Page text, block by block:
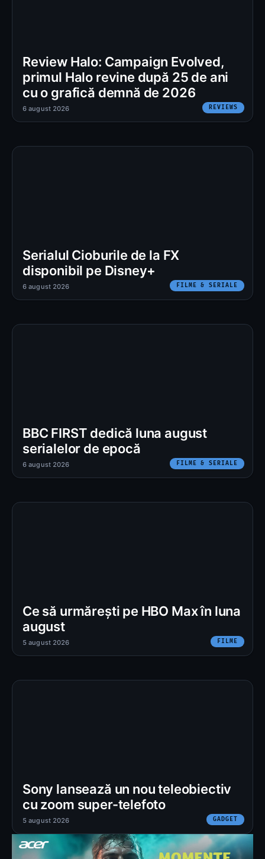
Review Halo: Campaign Evolved,
primul Halo revine după 25 de ani
cu o grafică demnă de 2026
REVIEWS
6 august 2026
Serialul Cioburile de la FX
disponibil pe Disney+
FILME & SERIALE
6 august 2026
BBC FIRST dedică luna august
serialelor de epocă
FILME & SERIALE
6 august 2026
Ce să urmărești pe HBO Max în luna
august
FILME
5 august 2026
Sony lansează un nou teleobiectiv
cu zoom super-telefoto
GADGET
5 august 2026